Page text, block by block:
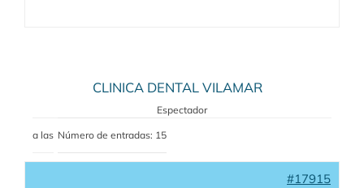
CLINICA DENTAL VILAMAR
Espectador
a las Número de entradas: 15
#17915